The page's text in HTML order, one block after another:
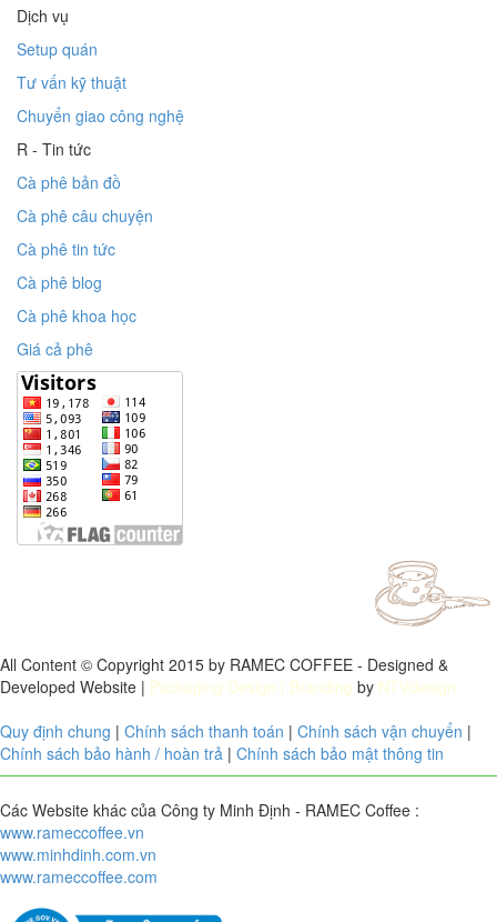
Dịch vụ
Setup quán
Tư vấn kỹ thuật
Chuyển giao công nghệ
R - Tin tức
Cà phê bản đồ
Cà phê câu chuyện
Cà phê tin tức
Cà phê blog
Cà phê khoa học
Giá cả phê
All Content © Copyright 2015 by RAMEC COFFEE - Designed &
Developed Website | Packaging Design | Branding by NTVdesign
Quy định chung | Chính sách thanh toán | Chính sách vận chuyển |
Chính sách bảo hành / hoàn trả | Chính sách bảo mật thông tin
Các Website khác của Công ty Minh Định - RAMEC Coffee :
www.rameccoffee.vn
www.minhdinh.com.vn
www.rameccoffee.com